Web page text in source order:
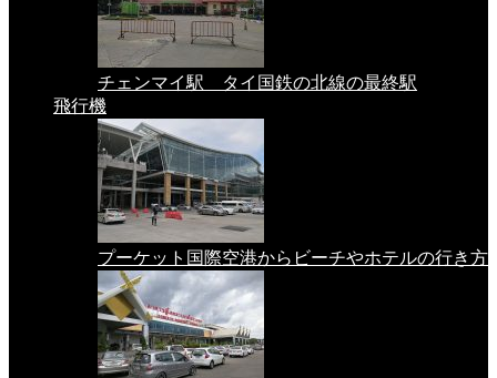
チェンマイ駅 タイ国鉄の北線の最終駅
飛行機
プーケット国際空港からビーチやホテルの行き方